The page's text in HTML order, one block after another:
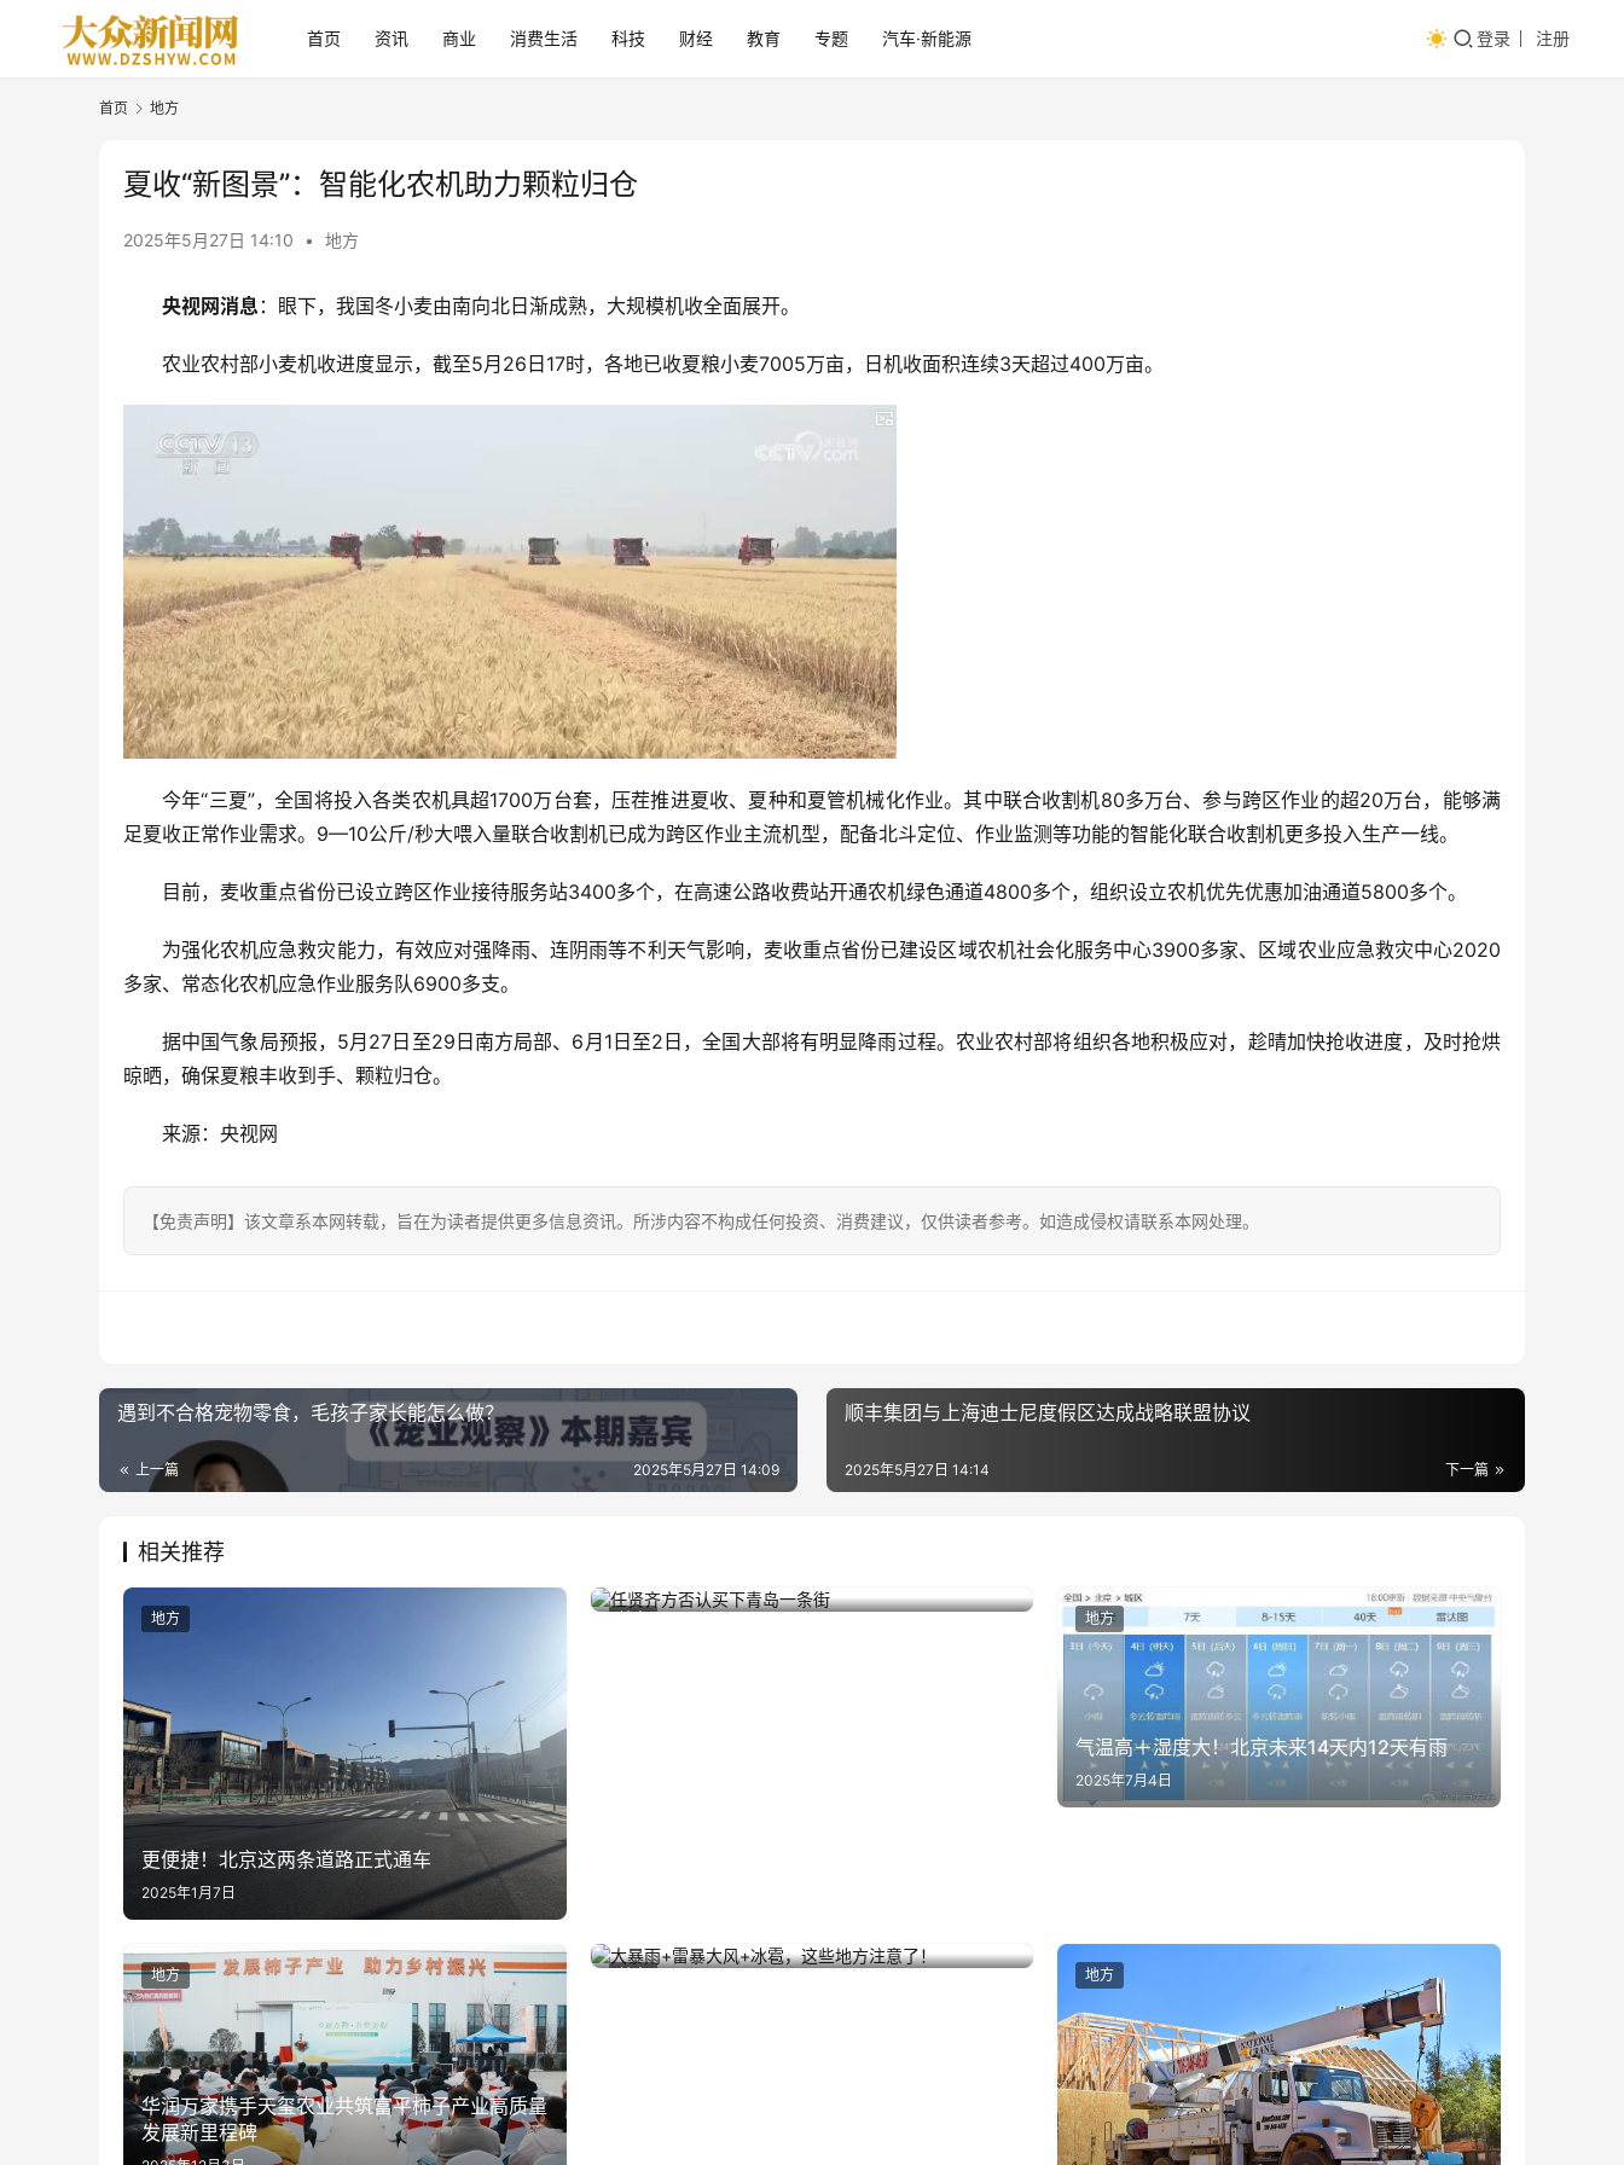
首页 资讯 商业 消费生活 科技 财经 教育 专题 汽车·新能源 登录 注册
首页 地方
夏收“新图景”：智能化农机助力颗粒归仓
2025年5月27日 14:10 • 地方
央视网消息：眼下，我国冬小麦由南向北日渐成熟，大规模机收全面展开。
农业农村部小麦机收进度显示，截至5月26日17时，各地已收夏粮小麦7005万亩，日机收面积连续3天超过400万亩。
今年“三夏”，全国将投入各类农机具超1700万台套，压茬推进夏收、夏种和夏管机械化作业。其中联合收割机80多万台、参与跨区作业的超20万台，能够满
足夏收正常作业需求。9—10公斤/秒大喂入量联合收割机已成为跨区作业主流机型，配备北斗定位、作业监测等功能的智能化联合收割机更多投入生产一线。
目前，麦收重点省份已设立跨区作业接待服务站3400多个，在高速公路收费站开通农机绿色通道4800多个，组织设立农机优先优惠加油通道5800多个。
为强化农机应急救灾能力，有效应对强降雨、连阴雨等不利天气影响，麦收重点省份已建设区域农机社会化服务中心3900多家、区域农业应急救灾中心2020
多家、常态化农机应急作业服务队6900多支。
据中国气象局预报，5月27日至29日南方局部、6月1日至2日，全国大部将有明显降雨过程。农业农村部将组织各地积极应对，趁晴加快抢收进度，及时抢烘
晾晒，确保夏粮丰收到手、颗粒归仓。
来源：央视网
【免责声明】该文章系本网转载，旨在为读者提供更多信息资讯。所涉内容不构成任何投资、消费建议，仅供读者参考。如造成侵权请联系本网处理。
遇到不合格宠物零食，毛孩子家长能怎么做？
上一篇 2025年5月27日 14:09
顺丰集团与上海迪士尼度假区达成战略联盟协议
下一篇
2025年5月27日 14:14
相关推荐
更便捷！北京这两条道路正式通车
2025年1月7日
地方 任贤齐方否认买下青岛一条街
2025年4月28日
气温高＋湿度大！北京未来14天内12天有雨
2025年7月4日
地方
华润万家携手天玺农业共筑富平柿子产业高质量
发展新里程碑
地方 大暴雨+雷暴大风+冰雹，这些地方注意了！
2023年8月30日 地方